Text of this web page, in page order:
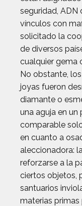
seguridad, ADN
vínculos con
solicitado la
de diversos
cualquier gema
No obstante,
joyas fueron
diamante o
una aguja en un
comparable
en cuanto a
aleccionadora:
reforzarse a la
ciertos objetos,
santuarios
materias